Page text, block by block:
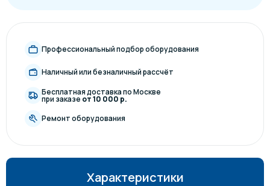
Профессиональный подбор оборудования
Наличный или безналичный рассчёт
Бесплатная доставка по Москве
при заказе от 10 000 р.
Ремонт оборудования
Характеристики